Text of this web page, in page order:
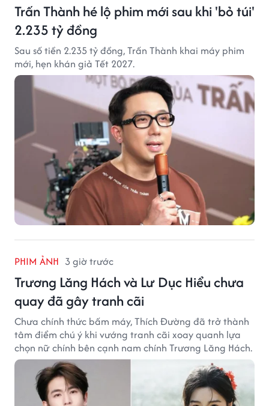
Trấn Thành hé lộ phim mới sau khi 'bỏ túi'
2.235 tỷ đồng
Sau số tiền 2.235 tỷ đồng, Trấn Thành khai máy phim
mới, hẹn khán giả Tết 2027.
PHIM ẢNH 3 giờ trước
Trương Lăng Hách và Lư Dục Hiểu chưa
quay đã gây tranh cãi
Chưa chính thức bấm máy, Thích Đường đã trở thành
tâm điểm chú ý khi vướng tranh cãi xoay quanh lựa
chọn nữ chính bên cạnh nam chính Trương Lăng Hách.